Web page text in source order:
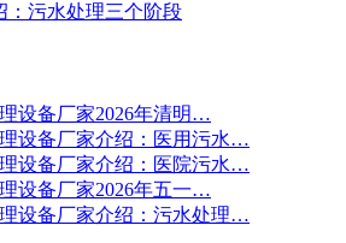
：污水处理三个阶段
设备厂家2026年清明…
设备厂家介绍：医用污水…
设备厂家介绍：医院污水…
设备厂家2026年五一…
设备厂家介绍：污水处理…